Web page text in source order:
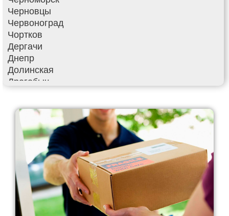
Черновцы
Червоноград
Чортков
Дергачи
Днепр
Долинская
Дрогобыч
Фонтанка
Гатное
Глеваха
Горишние Плавни
Гостомель
Харьков
Херсон
Хмельницкий
Хмельник